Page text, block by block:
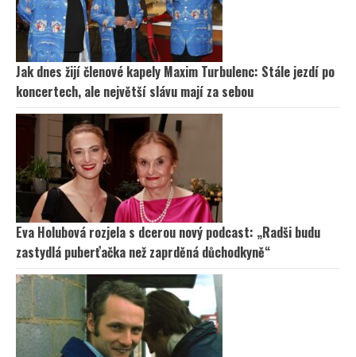
Jak dnes žijí členové kapely Maxim Turbulenc: Stále jezdí po
koncertech, ale největší slávu mají za sebou
Eva Holubová rozjela s dcerou nový podcast: „Radši budu
zastydlá puberťačka než zaprděná důchodkyně“